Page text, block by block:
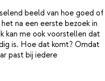
beeld van hoe goed of
na een eerste bezoek in
kan me ook voorstellen dat
is. Hoe dat komt? Omdat
past bij iedere